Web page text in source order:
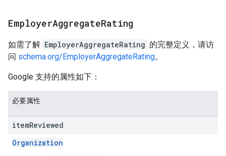
EmployerAggregateRating
如需了解 EmployerAggregateRating 的完整定义，请访
问 schema.org/EmployerAggregateRating。
Google 支持的属性如下：
必要属性
itemReviewed
Organization